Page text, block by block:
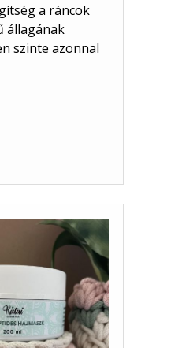
a ráncok
állagának
szinte azonnal